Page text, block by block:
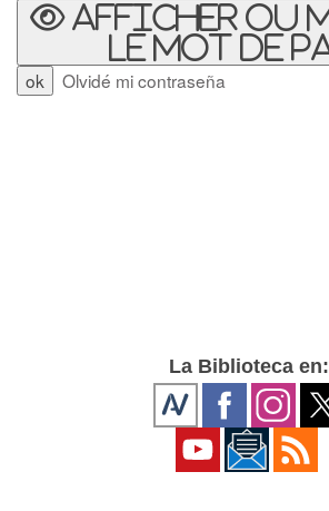
Afficher ou
le mot de
Olvidé mi contraseña
La Biblioteca en: